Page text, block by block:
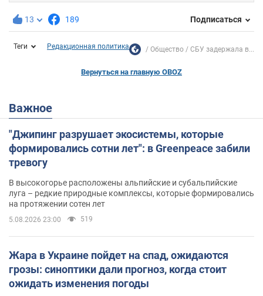
13 189 Подписаться
Теги Редакционная политика Общество СБУ задержала в...
Вернуться на главную OBOZ
Важное
"Джипинг разрушает экосистемы, которые
формировались сотни лет": в Greenpeace забили
тревогу
В высокогорье расположены альпийские и субальпийские
луга – редкие природные комплексы, которые формировались
на протяжении сотен лет
5.08.2026 23:00 519
Жара в Украине пойдет на спад, ожидаются
грозы: синоптики дали прогноз, когда стоит
ожидать изменения погоды